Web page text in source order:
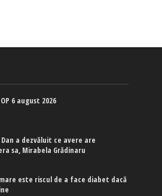
6 august 2026
Dan a dezvăluit ce avere are
sa, Mirabela Grădinaru
este riscul de a face diabet dacă